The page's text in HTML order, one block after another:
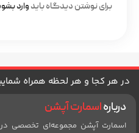
برای نوشتن دیدگاه باید وارد
در هر کجا و هر لحظه همراه
دربارهاسمارت آپشن
اسمارت آپشن مجموعه‌ای تخصصی